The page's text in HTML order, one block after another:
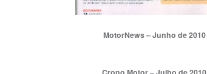
MotorNews – Junho de 2010